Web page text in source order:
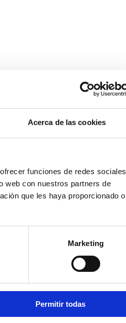
Acerca de las cookies
funciones de redes sociales
web con nuestros partners de
que les haya proporcionado o
Marketing
Permitir todas